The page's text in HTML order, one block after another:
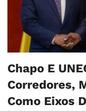
Chapo E
Corredores,
Como Eixos